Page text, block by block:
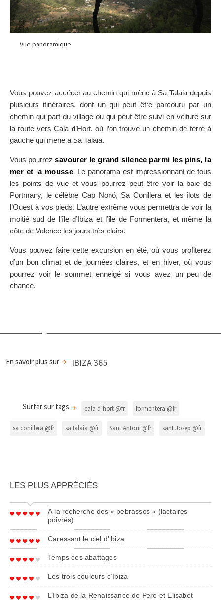
Vue panoramique
Vous pouvez accéder au chemin qui mène à Sa Talaia depuis
plusieurs itinéraires, dont un qui peut être parcouru par un
chemin qui part du village ou qui peut être suivi en voiture sur
la route vers Cala d’Hort, où l’on trouve un chemin de terre à
gauche qui mène à Sa Talaia.
Vous pourrezsavourer le grand silence parmi les pins, la
mer et la mousse. Le panorama est impressionnant de tous
les points de vue et vous pourrez peut être voir la baie de
Portmany, le célèbre Cap Nonó, Sa Conillera et les îlots de
l’Ouest à vos pieds. L’autre extrême vous permettra de voir la
moitié sud de l’île d’Ibiza et l’île de Formentera, et même la
côte de Valence les jours très clairs.
Vous pouvez faire cette excursion en été, où vous profiterez
d’un bon climat et de journées claires, et en hiver, où vous
pourrez voir le sommet enneigé si vous avez un peu de
chance.
En savoir plus sur IBIZA 365
Surfer sur tags cala d’hort @fr formentera @fr
sa conillera @fr sa talaia @fr Sant Antoni @fr sant Josep @fr
LES PLUS APPRÉCIÉS
À la recherche des « pebrassos » (lactaires
poivrés)
Caressant le ciel d’Ibiza
Temps des abattages
Les trois couleurs d’Ibiza
L’Ibiza de la Renaissance de Pere et Elisabet